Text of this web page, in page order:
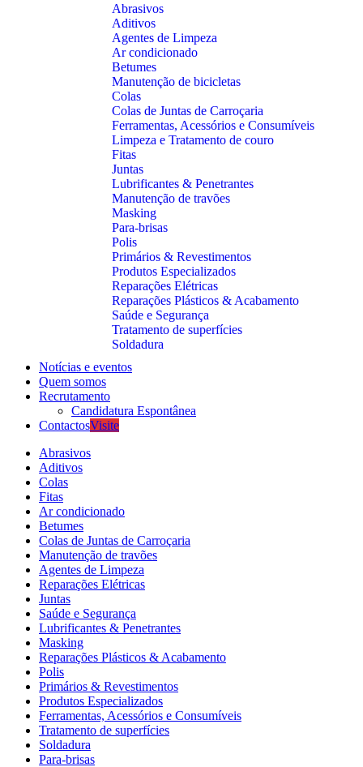
Abrasivos
Aditivos
Agentes de Limpeza
Ar condicionado
Betumes
Manutenção de bicicletas
Colas
Colas de Juntas de Carroçaria
Ferramentas, Acessórios e Consumíveis
Limpeza e Tratamento de couro
Fitas
Juntas
Lubrificantes & Penetrantes
Manutenção de travões
Masking
Para-brisas
Polis
Primários & Revestimentos
Produtos Especializados
Reparações Elétricas
Reparações Plásticos & Acabamento
Saúde e Segurança
Tratamento de superfícies
Soldadura
Notícias e eventos
Quem somos
Recrutamento
Candidatura Espontânea
ContactosVisite
Abrasivos
Aditivos
Colas
Fitas
Ar condicionado
Betumes
Colas de Juntas de Carroçaria
Manutenção de travões
Agentes de Limpeza
Reparações Elétricas
Juntas
Saúde e Segurança
Lubrificantes & Penetrantes
Masking
Reparações Plásticos & Acabamento
Polis
Primários & Revestimentos
Produtos Especializados
Ferramentas, Acessórios e Consumíveis
Tratamento de superfícies
Soldadura
Para-brisas